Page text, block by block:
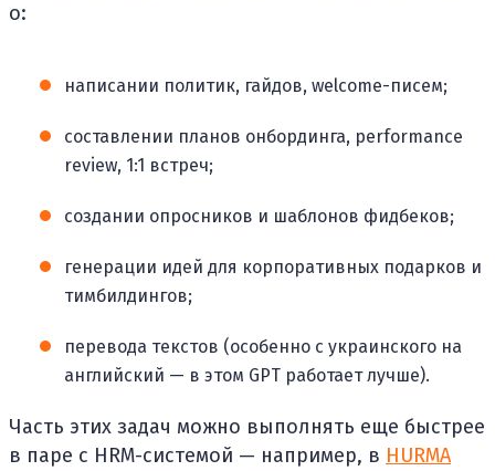
о:
написании политик, гайдов, welcome-писем;
составлении планов онбординга, performance
review, 1:1 встреч;
создании опросников и шаблонов фидбеков;
генерации идей для корпоративных подарков и
тимбилдингов;
перевода текстов (особенно с украинского на
английский — в этом GPT работает лучше).
Часть этих задач можно выполнять еще быстрее
в паре с HRM-системой — например, в HURMA